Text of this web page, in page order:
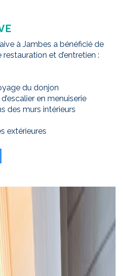
à Jambes a bénéficié de
et d’entretien :
du donjon
en menuiserie
des murs intérieurs
extérieures